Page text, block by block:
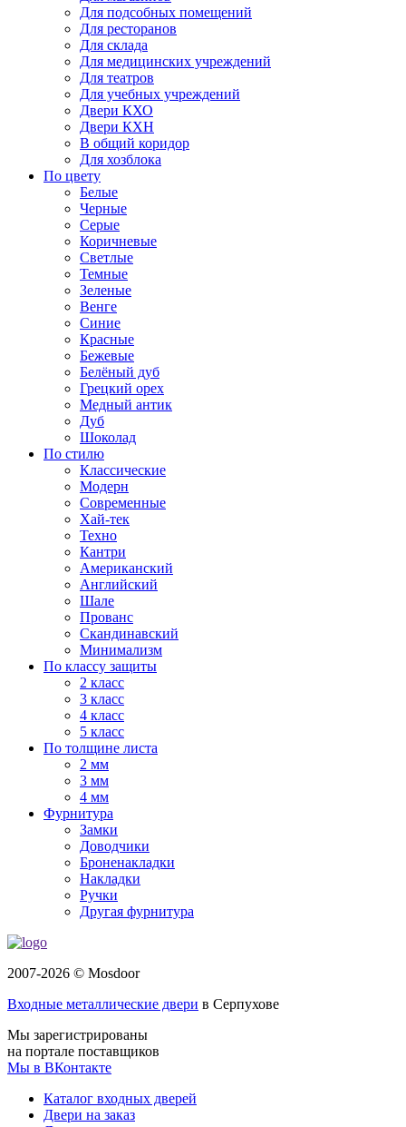
Для подсобных помещений
Для ресторанов
Для склада
Для медицинских учреждений
Для театров
Для учебных учреждений
Двери КХО
Двери КХН
В общий коридор
Для хозблока
По цвету
Белые
Черные
Серые
Коричневые
Светлые
Темные
Зеленые
Венге
Синие
Красные
Бежевые
Белёный дуб
Грецкий орех
Медный антик
Дуб
Шоколад
По стилю
Классические
Модерн
Современные
Хай-тек
Техно
Кантри
Американский
Английский
Шале
Прованс
Скандинавский
Минимализм
По классу защиты
2 класс
3 класс
4 класс
5 класс
По толщине листа
2 мм
3 мм
4 мм
Фурнитура
Замки
Доводчики
Броненакладки
Накладки
Ручки
Другая фурнитура
2007-2026 © Mosdoor
Входные металлические двери в Серпухове
Мы зарегистрированы
на портале поставщиков
Мы в ВКонтакте
Каталог входных дверей
Двери на заказ